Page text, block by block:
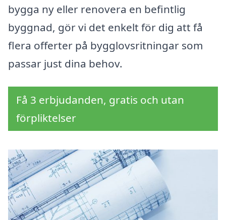
bygga ny eller renovera en befintlig
byggnad, gör vi det enkelt för dig att få
flera offerter på bygglovsritningar som
passar just dina behov.
Få 3 erbjudanden, gratis och utan
förpliktelser